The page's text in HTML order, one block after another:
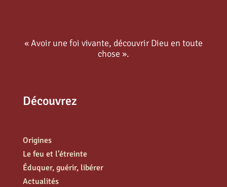
« Avoir une foi vivante, découvrir Dieu en toute
chose ».
Découvrez
Origines
Le feu et l’étreinte
Éduquer, guérir, libérer
Actualités